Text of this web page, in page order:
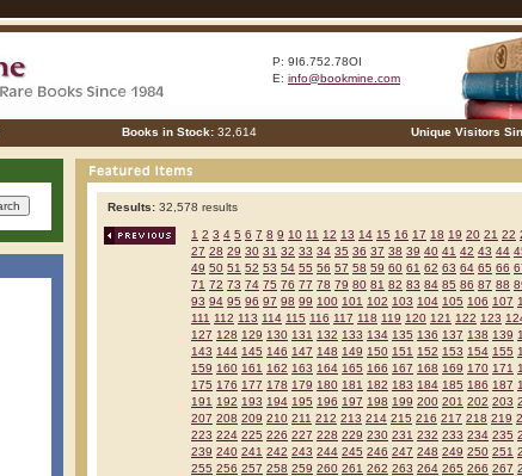
P: 9I6.752.78OI
E: info@bookmine.com
Books in Stock: 32,614 Unique Visitors
Results: 32,578 results
1 2 3 4 5 6 7 8 9 10 11 12 13 14 15 16 17 18 19 20 21 22
27 28 29 30 31 32 33 34 35 36 37 38 39 40 41 42 43 44
49 50 51 52 53 54 55 56 57 58 59 60 61 62 63 64 65 66
71 72 73 74 75 76 77 78 79 80 81 82 83 84 85 86 87 88
93 94 95 96 97 98 99 100 101 102 103 104 105 106 107
111 112 113 114 115 116 117 118 119 120 121 122 123
127 128 129 130 131 132 133 134 135 136 137 138 139
143 144 145 146 147 148 149 150 151 152 153 154 155
159 160 161 162 163 164 165 166 167 168 169 170 171
175 176 177 178 179 180 181 182 183 184 185 186 187
191 192 193 194 195 196 197 198 199 200 201 202 203
207 208 209 210 211 212 213 214 215 216 217 218 219
223 224 225 226 227 228 229 230 231 232 233 234 235
239 240 241 242 243 244 245 246 247 248 249 250 251
255 256 257 258 259 260 261 262 263 264 265 266 267